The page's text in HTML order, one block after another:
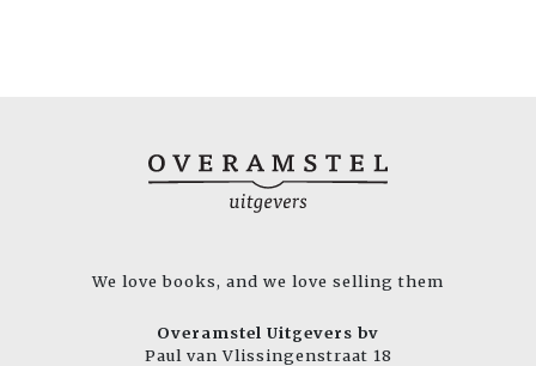
We love books, and we love selling them
Overamstel Uitgevers bv
Paul van Vlissingenstraat 18